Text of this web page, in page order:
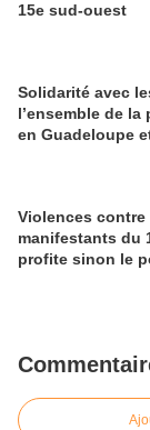
15e sud-ouest
Solidarité avec
l’ensemble de
en Guadeloupe
Violences contre
manifestants du
profite sinon le